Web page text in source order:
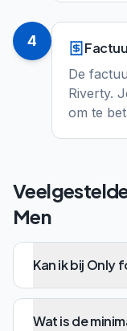
4
De
Riverty.
om te
Men
Kan ik bij Only
Wat is de